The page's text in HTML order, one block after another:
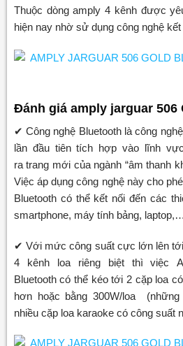
Thuộc dòng amply 4 kênh được
hiện nay nhờ sử dụng công nghệ
Đánh giá amply jarguar 506
✔ Công nghệ Bluetooth là công
lần đầu tiên tích hợp vào lĩnh
ra trang mới của ngành “âm thanh
Việc áp dụng công nghệ này cho
Bluetooth có thể kết nối đến các
smartphone, máy tính bảng, laptop,…
✔ Với mức công suất cực lớn lên
4 kênh loa riêng biệt thì việc
Bluetooth có thể kéo tới 2 cặp loa
hơn hoặc bằng 300W/loa
nhiều cặp loa karaoke có công suất